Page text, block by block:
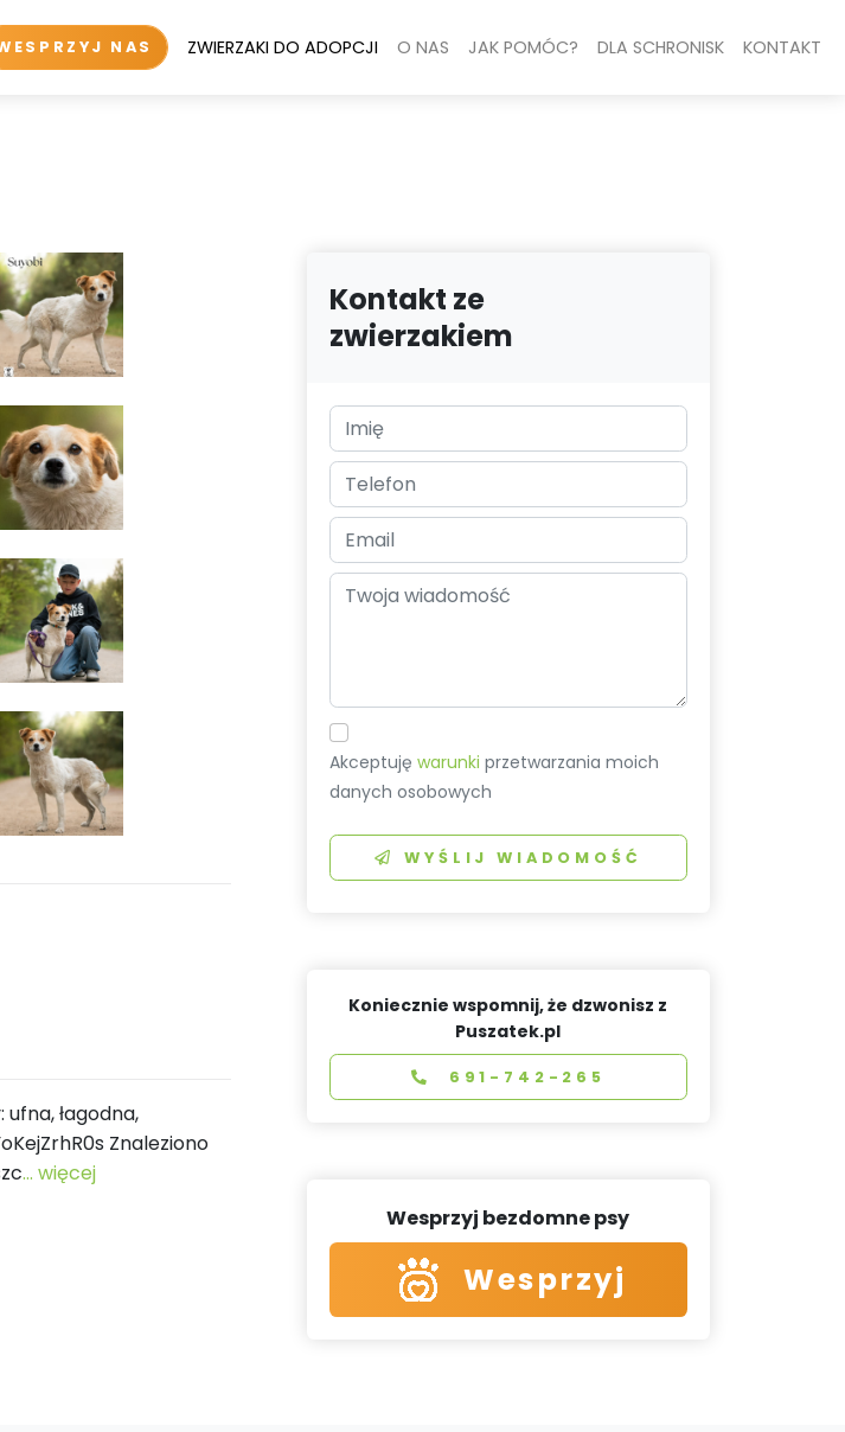
NAS ZWIERZAKI DO ADOPCJI O NAS JAK POMÓC? DLA SCHRONISK KONTAKT
łagodna,
Znaleziono
... więcej
Kontakt ze
zwierzakiem
Akceptujęwarunki przetwarzania moich
danych osobowych
WYŚLIJ WIADOMOŚĆ
Koniecznie wspomnij, że dzwonisz z
Puszatek.pl
691-742-265
Wesprzyj bezdomne psy
Wesprzyj